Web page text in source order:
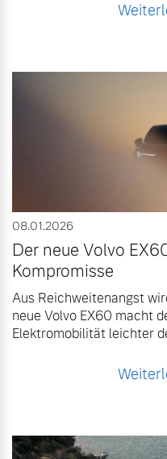
08.01.2026
Der neue Volvo
Kompromisse
Aus Reichweitenangst
neue Volvo EX60 macht
Elektromobilität leichter